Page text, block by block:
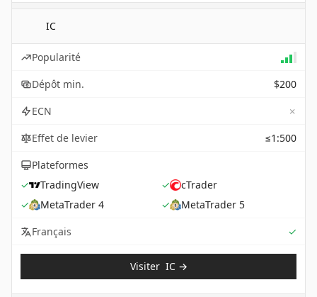
IC
Popularité
Dépôt min.
$200
ECN
✗
Effet de levier
≤1:500
Plateformes
✓
TradingView ✓
cTrader
✓
MetaTrader 4 ✓
MetaTrader 5
Français
✓
Visiter IC→